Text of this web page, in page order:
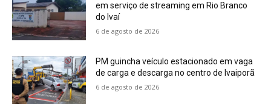
em serviço de streaming em Rio Branco
do Ivaí
6 de agosto de 2026
PM guincha veículo estacionado em vaga
de carga e descarga no centro de Ivaiporã
6 de agosto de 2026